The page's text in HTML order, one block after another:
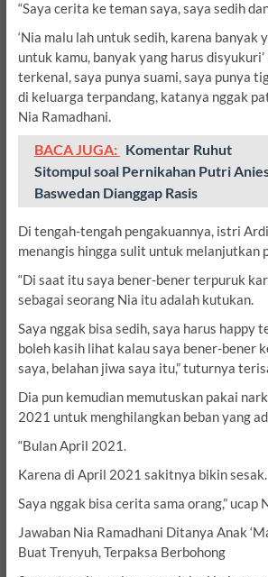
“Saya cerita ke teman saya, saya sedih
‘Nia malu lah untuk sedih, karena banyak
untuk kamu, banyak yang harus
terkenal, saya punya suami, saya punya
di keluarga terpandang, katanya nggak
Nia Ramadhani.
BACA JUGA: Komentar Ruhut
Sitompul soal Pernikahan Putri
Baswedan Dianggap Rasis
Di tengah-tengah pengakuannya, istri
menangis hingga sulit untuk melanjutkan
“Di saat itu saya bener-bener terpuruk
sebagai seorang Nia itu adalah kutukan.
Saya nggak bisa sedih, saya harus happy
boleh kasih lihat kalau saya bener-bener
saya, belahan jiwa saya itu,” tuturnya
Dia pun kemudian memutuskan pakai
2021 untuk menghilangkan beban yang
“Bulan April 2021.
Karena di April 2021 sakitnya bikin sesak.
Saya nggak bisa cerita sama orang,” ucap
Jawaban Nia Ramadhani Ditanya Anak
Buat Trenyuh, Terpaksa Berbohong